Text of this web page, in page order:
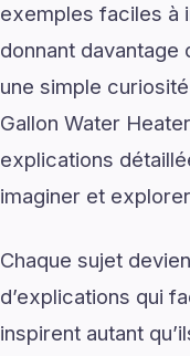
exemples faciles à
donnant davantage
une simple
Gallon Water
explications
imaginer et
Chaque sujet
d’explications qui
inspirent autant